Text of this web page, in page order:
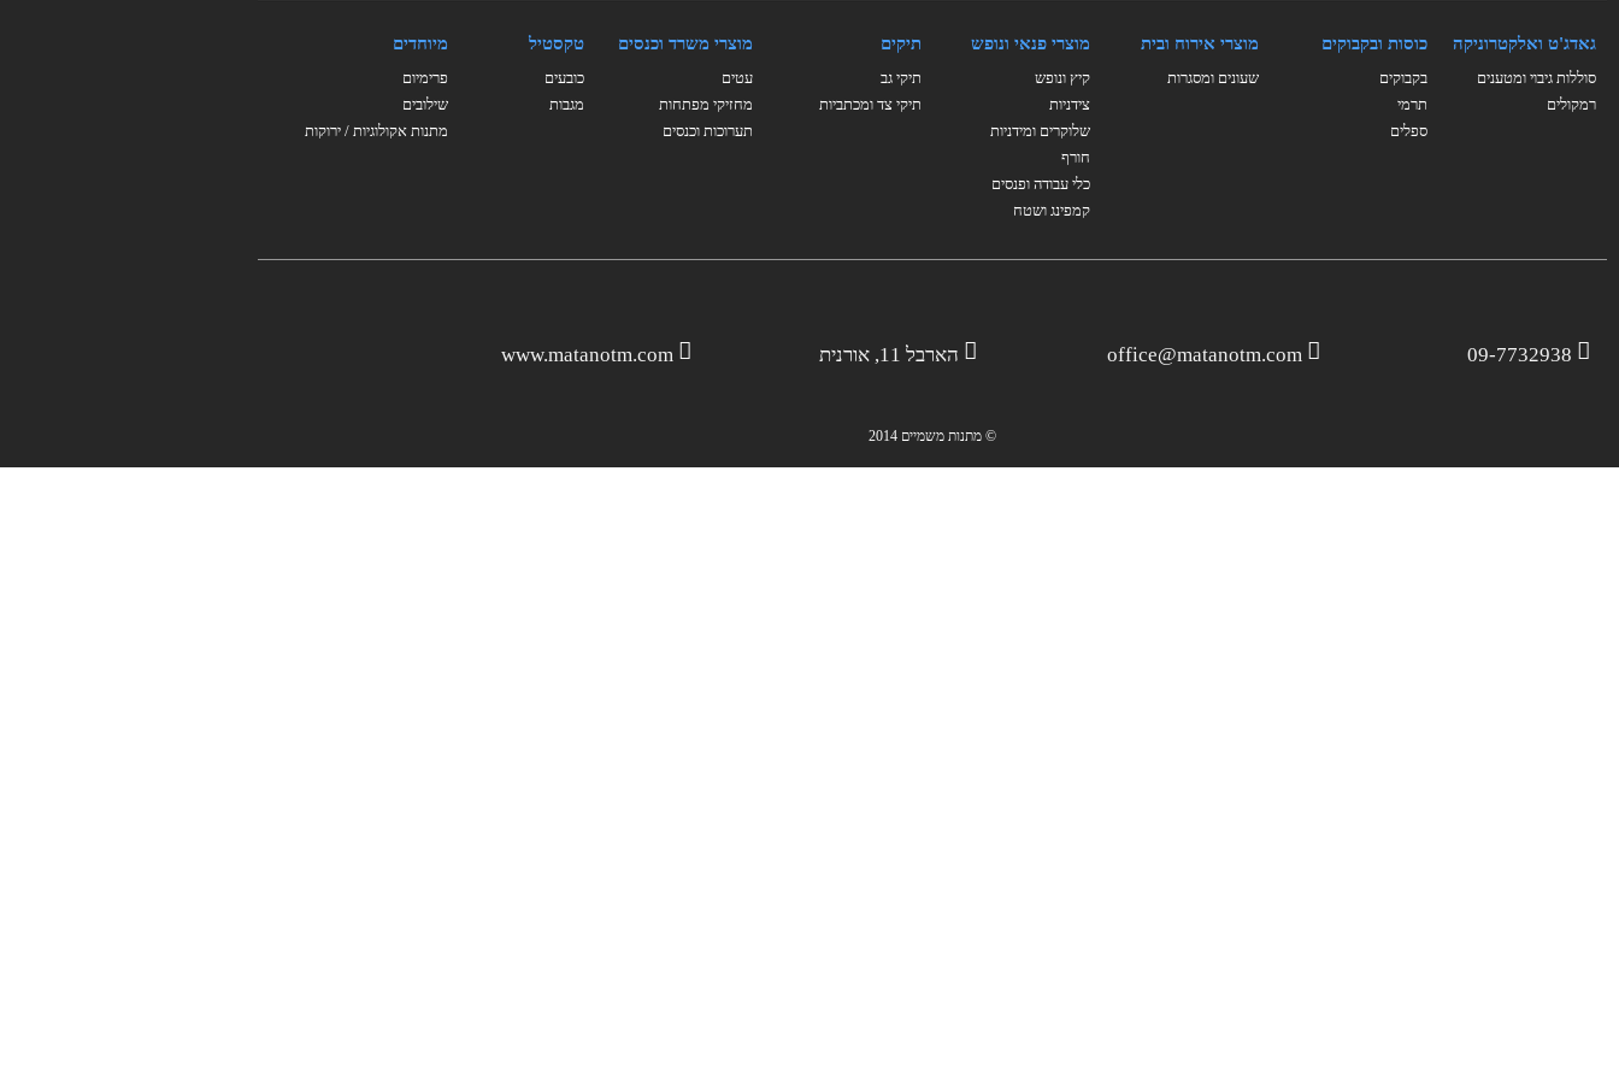
גאדג'ט ואלקטרוניקה
סוללות גיבוי ומטענים
רמקולים
כוסות ובקבוקים
בקבוקים
תרמי
ספלים
מוצרי אירוח ובית
שעונים ומסגרות
מוצרי פנאי ונופש
קיץ ונופש
צידניות
שלוקרים ומידניות
חורף
כלי עבודה ופנסים
קמפינג ושטח
תיקים
תיקי גב
תיקי צד ומכתביות
מוצרי משרד וכנסים
עטים
מחזיקי מפתחות
תערוכות וכנסים
טקסטיל
כובעים
מגבות
מיוחדים
פרימיום
שילובים
מתנות אקולוגיות / ירוקות
09-7732938
office@matanotm.com הארבל 11, אורנית www.matanotm.com
© מתנות משמיים 2014